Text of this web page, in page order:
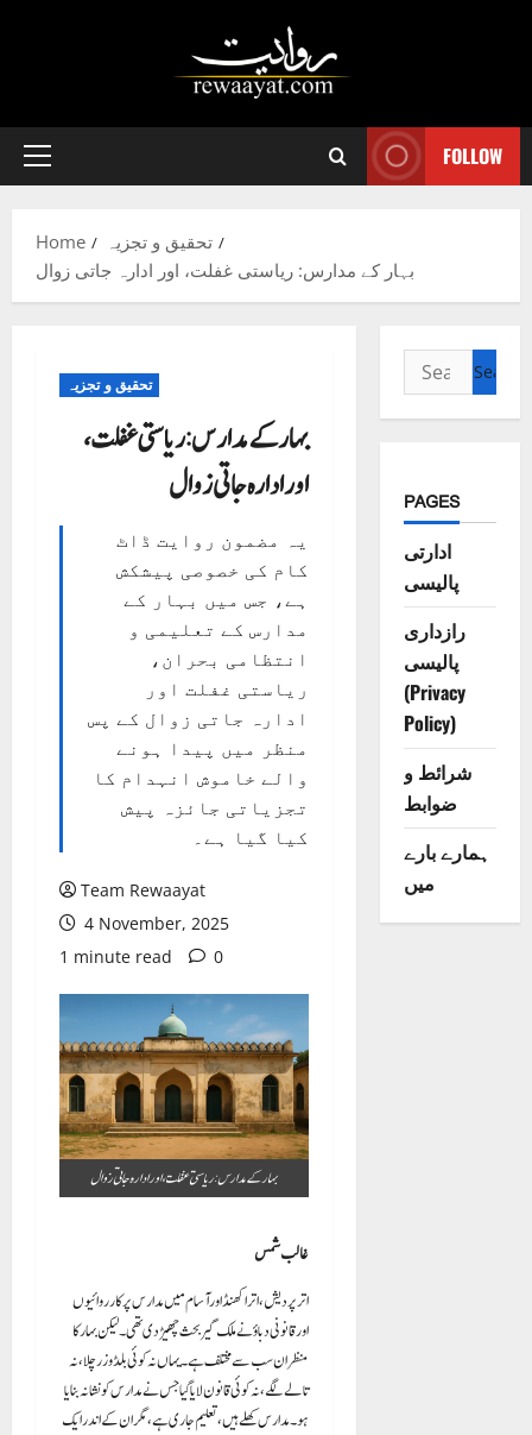
Primary
FOLLOW
Home
تحقیق و تجزیہ
تحقیق و تجزیہ
بہار کے مدارس: ریاستی غفلت،
اور ادارہ جاتی زوال
یہ مضمون روایت ڈاٹ
کام کی خصوصی پیشکش
ہے، جس میں بہار کے
مدارس کے تعلیمی و
انتظامی بحران،
ریاستی غفلت اور
ادارہ جاتی زوال کے پس
منظر میں پیدا ہونے
والے خاموش انہدام کا
تجزیاتی جائزہ پیش
کیا گیا ہے۔
Team Rewaayat
4 November, 2025
1 minute read
0
بہار کے مدارس: ریاستی غفلت، اور ادارہ جاتی زوال
غالب شمس
اتر پردیش، اتراکھنڈ اور آسام میں مدارس پر کارروائیوں
اور قانونی دباؤ نے ملک گیر بحث چھیڑ دی تھی۔ لیکن بہار کا
منظر ان سب سے مختلف ہے۔ یہاں نہ کوئی بلڈوزر چلا، نہ
تالے لگے، نہ کوئی قانون لایا گیا جس نے مدارس کو نشانہ بنایا
ہو۔ مدارس کھلے ہیں، تعلیم جاری ہے، مگر ان کے اندر ایک
Search
for:
PAGES
ادارتی
پالیسی
رازداری
پالیسی
(Privacy
Policy)
شرائط و
ضوابط
ہمارے بارے
میں